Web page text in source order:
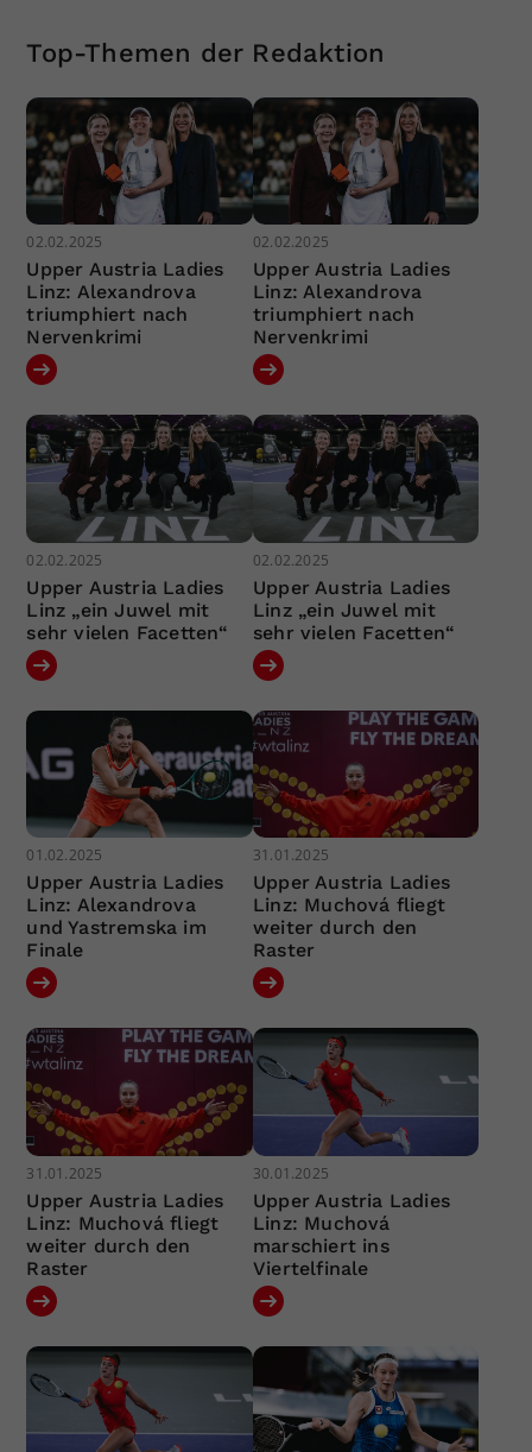
Top-Themen der Redaktion
02.02.2025
Upper Austria Ladies
Linz: Alexandrova
triumphiert nach
Nervenkrimi
02.02.2025
Upper Austria Ladies
Linz: Alexandrova
triumphiert nach
Nervenkrimi
02.02.2025
Upper Austria Ladies
Linz „ein Juwel mit
sehr vielen Facetten“
02.02.2025
Upper Austria Ladies
Linz „ein Juwel mit
sehr vielen Facetten“
01.02.2025
Upper Austria Ladies
Linz: Alexandrova
und Yastremska im
Finale
31.01.2025
Upper Austria Ladies
Linz: Muchová fliegt
weiter durch den
Raster
31.01.2025
Upper Austria Ladies
Linz: Muchová fliegt
weiter durch den
Raster
30.01.2025
Upper Austria Ladies
Linz: Muchová
marschiert ins
Viertelfinale